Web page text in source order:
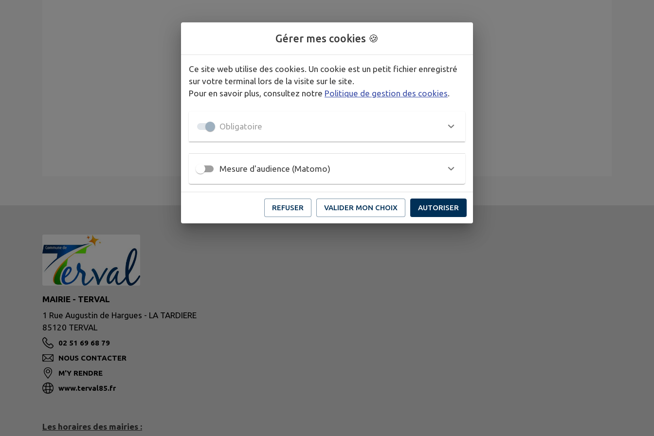
MAIRIE - TERVAL
1 Rue Augustin de Hargues - LA TARDIERE
85120 TERVAL
02 51 69 68 79
NOUS CONTACTER
M'Y RENDRE
www.terval85.fr
Les horaires des mairies :
Gérer mes cookies 🍪
Ce site web utilise des cookies. Un cookie est un petit fichier enregistré
sur votre terminal lors de la visite sur le site.
Pour en savoir plus, consultez notre Politique de gestion des cookies
Obligatoire
Mesure d'audience (Matomo)
REFUSER VALIDER MON CHOIX AUTORISER